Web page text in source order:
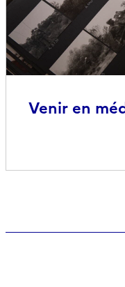
Venir en